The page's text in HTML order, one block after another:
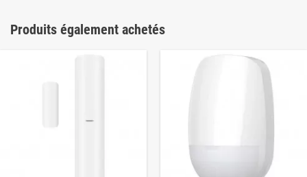
Produits également achetés